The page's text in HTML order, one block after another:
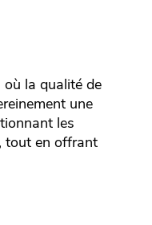
la qualité de
une
les
tout en offrant